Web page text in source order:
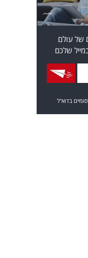
של עולם
שלכם
בדוא"ל